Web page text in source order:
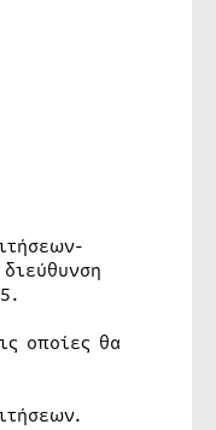
οποίες θα